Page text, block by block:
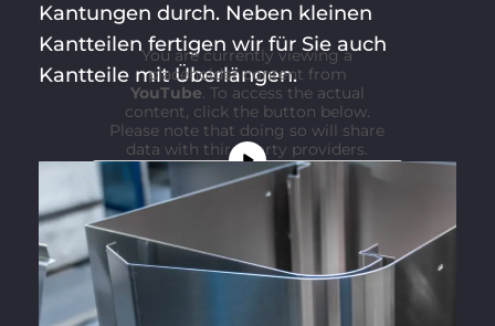
Kantungen durch. Neben kleinen
Kantteilen fertigen wir für Sie auch
Kantteile mit Überlängen.
You are currently viewing a
placeholder content from
YouTube . To access the actual
content, click the button below.
Please note that doing so will share
data with third-party providers.
More Information
Accept required service and
unblock content